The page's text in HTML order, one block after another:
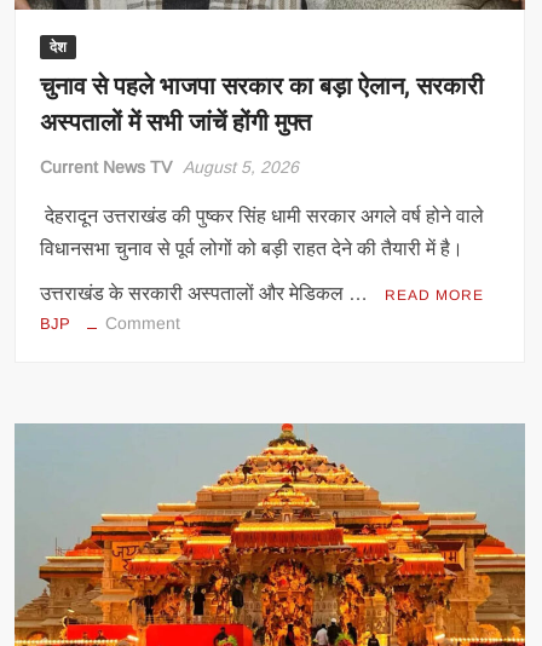
देश
चुनाव से पहले भाजपा सरकार का बड़ा ऐलान, सरकारी
अस्पतालों में सभी जांचें होंगी मुफ्त
Current News TV August 5, 2026
देहरादून उत्तराखंड की पुष्कर सिंह धामी सरकार अगले वर्ष होने वाले
विधानसभा चुनाव से पूर्व लोगों को बड़ी राहत देने की तैयारी में है।
उत्तराखंड के सरकारी अस्पतालों और मेडिकल … READ MORE
BJP Commenton
बड़ा
ऐलान,
सरकारी
अस्पतालों
में